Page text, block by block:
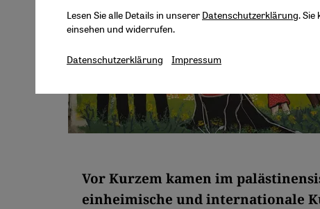
Vor Kurzem kamen im
einheimische und internationale
Lesen Sie alle Details in unserer Datenschutzerklärung. Sie
einsehen und widerrufen.
Datenschutzerklärung Impressum